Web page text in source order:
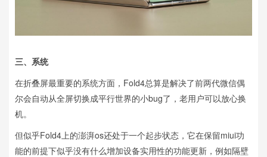
三、系统
在折叠屏最重要的系统方面，Fold4总算是解决了前两代微信偶
尔会自动从全屏切换成平行世界的小bug了，老用户可以放心换
机。
但似乎Fold4上的澎湃os还处于一个起步状态，它在保留miui功
能的前提下似乎没有什么增加设备实用性的功能更新，例如隔壁